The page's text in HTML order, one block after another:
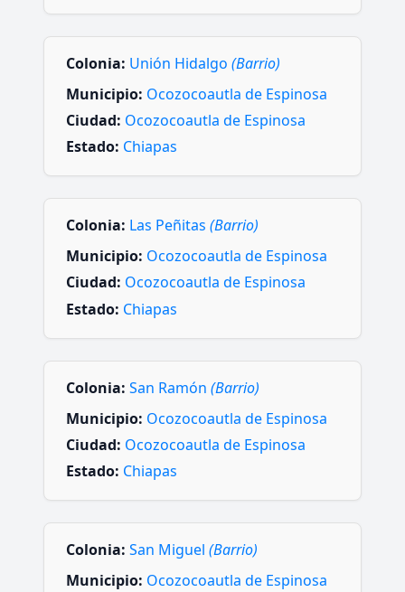
Colonia: Unión Hidalgo (Barrio)
Municipio: Ocozocoautla de Espinosa
Ciudad: Ocozocoautla de Espinosa
Estado: Chiapas
Colonia: Las Peñitas (Barrio)
Municipio: Ocozocoautla de Espinosa
Ciudad: Ocozocoautla de Espinosa
Estado: Chiapas
Colonia: San Ramón (Barrio)
Municipio: Ocozocoautla de Espinosa
Ciudad: Ocozocoautla de Espinosa
Estado: Chiapas
Colonia: San Miguel (Barrio)
Municipio: Ocozocoautla de Espinosa